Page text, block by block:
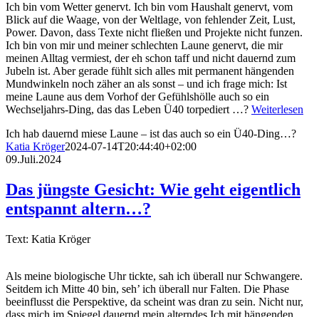
Ich bin vom Wetter genervt. Ich bin vom Haushalt genervt, vom
Blick auf die Waage, von der Weltlage, von fehlender Zeit, Lust,
Power. Davon, dass Texte nicht fließen und Projekte nicht funzen.
Ich bin von mir und meiner schlechten Laune genervt, die mir
meinen Alltag vermiest, der eh schon taff und nicht dauernd zum
Jubeln ist. Aber gerade fühlt sich alles mit permanent hängenden
Mundwinkeln noch zäher an als sonst – und ich frage mich: Ist
meine Laune aus dem Vorhof der Gefühlshölle auch so ein
Wechseljahrs-Ding, das das Leben Ü40 torpediert …? Weiterlesen
Ich hab dauernd miese Laune – ist das auch so ein Ü40-Ding…?
Katia Kröger2024-07-14T20:44:40+02:00
09.Juli.2024
Das jüngste Gesicht: Wie geht eigentlich
entspannt altern…?
Text: Katia Kröger
Als meine biologische Uhr tickte, sah ich überall nur Schwangere.
Seitdem ich Mitte 40 bin, seh’ ich überall nur Falten. Die Phase
beeinflusst die Perspektive, da scheint was dran zu sein. Nicht nur,